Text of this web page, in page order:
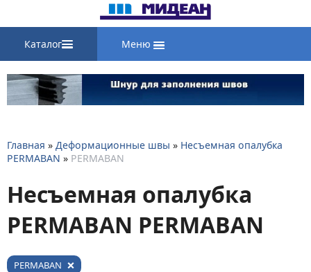
Каталог Меню
Главная » Деформационные швы » Несъемная опалубка
PERMABAN » PERMABAN
Несъемная опалубка
PERMABAN PERMABAN
PERMABAN